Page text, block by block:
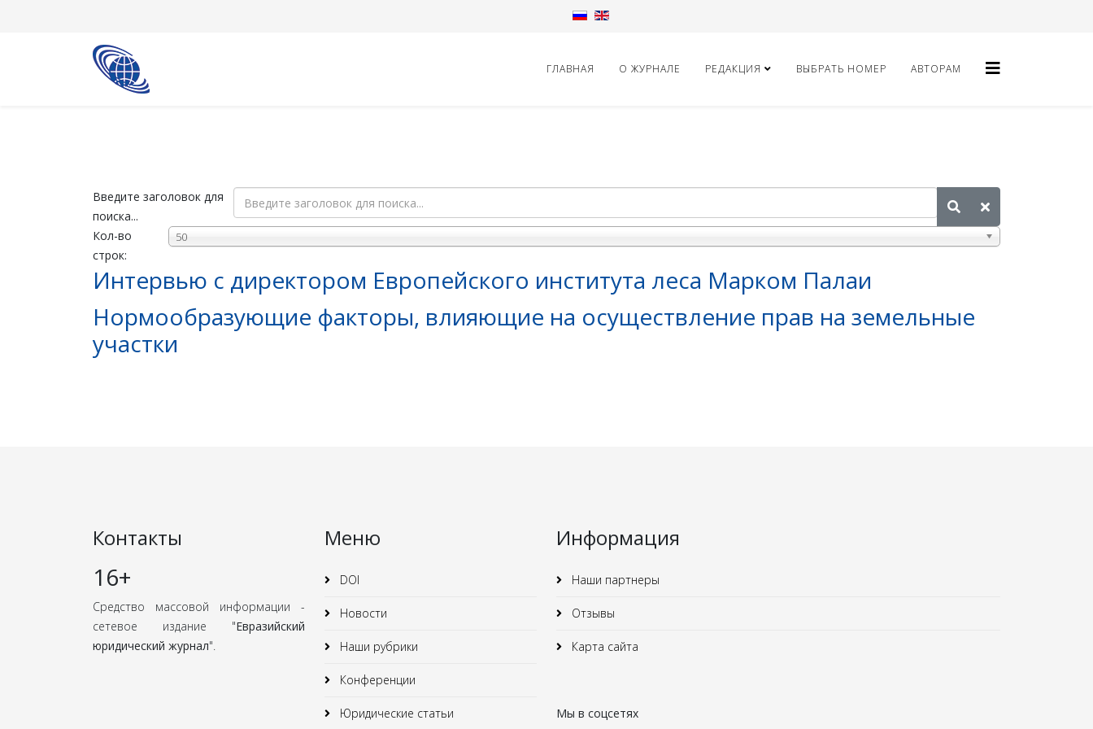
ГЛАВНАЯ О ЖУРНАЛЕ РЕДАКЦИЯ ВЫБРАТЬ НОМЕР АВТОРАМ
Введите заголовок для
поиска...
Кол-во
строк:
50
Интервью с директором Европейского института леса Марком Палаи
Нормообразующие факторы, влияющие на осуществление прав на земельные
участки
Контакты
16+
Средство массовой информации -
сетевое издание "Евразийский
юридический журнал".
Меню
DOI
Новости
Наши рубрики
Конференции
Юридические статьи
Информация
Наши партнеры
Отзывы
Карта сайта
Мы в соцсетях